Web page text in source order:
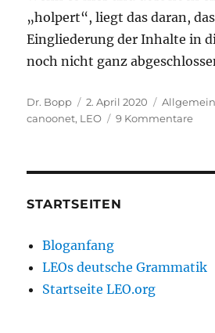
„holpert“, liegt das daran,
Eingliederung der Inhalte in
noch nicht ganz
Autor
Dr. Bopp
Veröffentlicht
am
2. April 2020 Kategorien
Allgemein
canoonet, LEO 9 Kommentarezu
STARTSEITEN
Bloganfang
LEOs deutsche Grammatik
Startseite LEO.org